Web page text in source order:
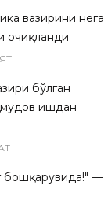
вазирини нега
очиқланди
бўлган
ишдан
бошқарувида!" —